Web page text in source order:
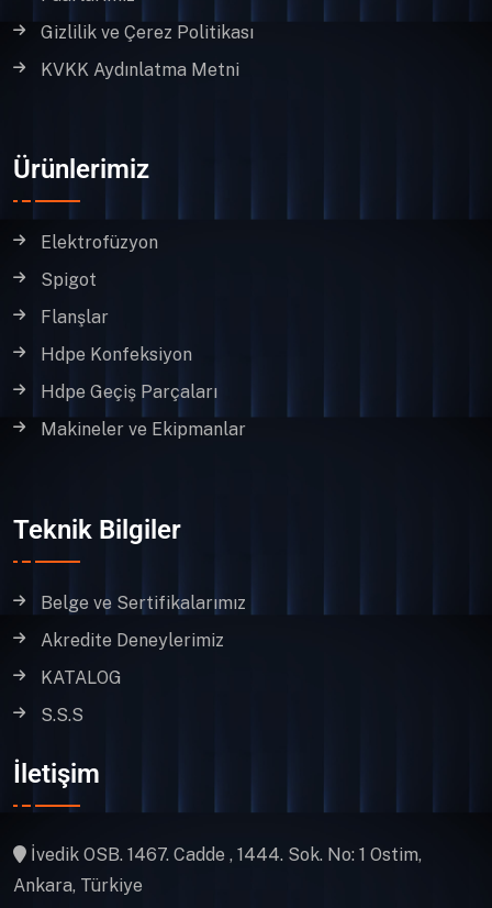
Gizlilik ve Çerez Politikası
KVKK Aydınlatma Metni
Ürünlerimiz
Elektrofüzyon
Spigot
Flanşlar
Hdpe Konfeksiyon
Hdpe Geçiş Parçaları
Makineler ve Ekipmanlar
Teknik Bilgiler
Belge ve Sertifikalarımız
Akredite Deneylerimiz
KATALOG
S.S.S
İletişim
İvedik OSB. 1467. Cadde , 1444. Sok. No: 1 Ostim,
Ankara, Türkiye